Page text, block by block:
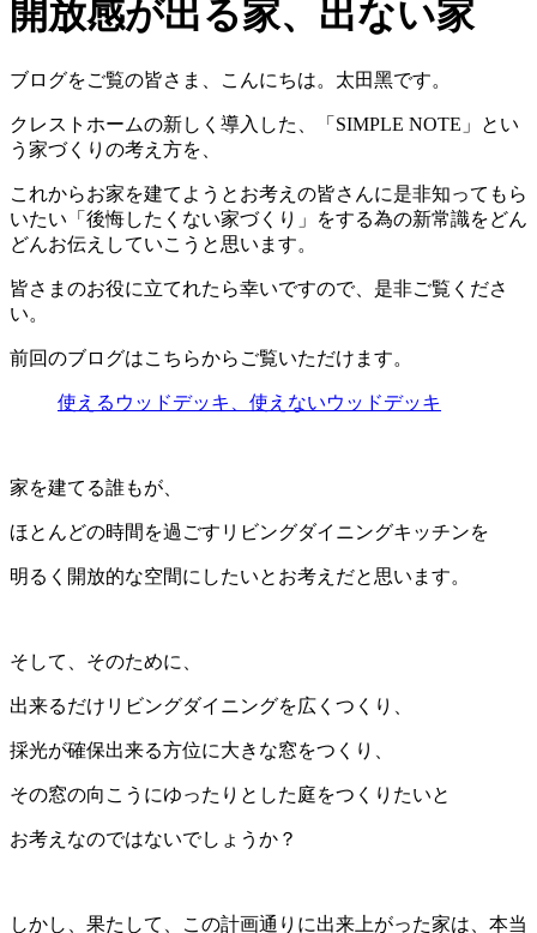
開放感が出る家、出ない家
ブログをご覧の皆さま、こんにちは。太田黑です。
クレストホームの新しく導入した、「SIMPLE NOTE」とい
う家づくりの考え方を、
これからお家を建てようとお考えの皆さんに是非知ってもら
いたい「後悔したくない家づくり」をする為の新常識をどん
どんお伝えしていこうと思います。
皆さまのお役に立てれたら幸いですので、是非ご覧くださ
い。
前回のブログはこちらからご覧いただけます。
使えるウッドデッキ、使えないウッドデッキ
家を建てる誰もが、
ほとんどの時間を過ごすリビングダイニングキッチンを
明るく開放的な空間にしたいとお考えだと思います。
そして、そのために、
出来るだけリビングダイニングを広くつくり、
採光が確保出来る方位に大きな窓をつくり、
その窓の向こうにゆったりとした庭をつくりたいと
お考えなのではないでしょうか？
しかし、果たして、この計画通りに出来上がった家は、本当